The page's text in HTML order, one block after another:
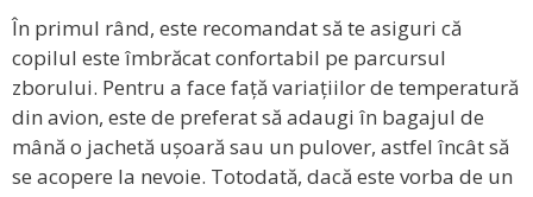
În primul rând, este recomandat să te asiguri că
copilul este îmbrăcat confortabil pe parcursul
zborului. Pentru a face față variațiilor de temperatură
din avion, este de preferat să adaugi în bagajul de
mână o jachetă ușoară sau un pulover, astfel încât să
se acopere la nevoie. Totodată, dacă este vorba de un